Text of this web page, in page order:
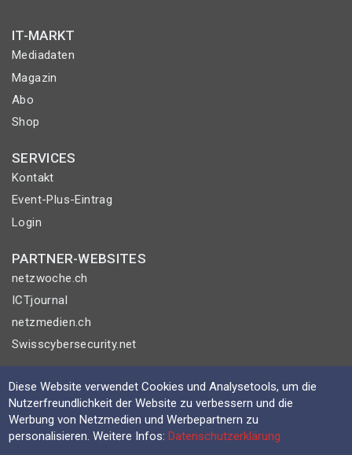
IT-MARKT
Mediadaten
Magazin
Abo
Shop
SERVICES
Kontakt
Event-Plus-Eintrag
Login
PARTNER-WEBSITES
netzwoche.ch
ICTjournal
netzmedien.ch
Swisscybersecurity.net
© NETZMEDIEN AG 2026
Impressum
AGB
Nutzungsbestimmungen
Diese Website verwendet Cookies und Analysetools, um die
Nutzerfreundlichkeit der Website zu verbessern und die
Werbung von Netzmedien und Werbepartnern zu
personalisieren. Weitere Infos:Datenschutzerklärung